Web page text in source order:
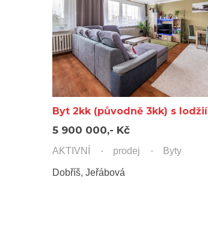
Byt 2kk (původně 3kk) s lodžií
5 900 000,- Kč
AKTIVNÍ prodej Byty
Dobříš, Jeřábová